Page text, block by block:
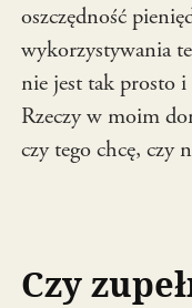
oszczędność
wykorzystywania
nie jest tak prosto
Rzeczy w moim
czy tego chcę, czy
Czy